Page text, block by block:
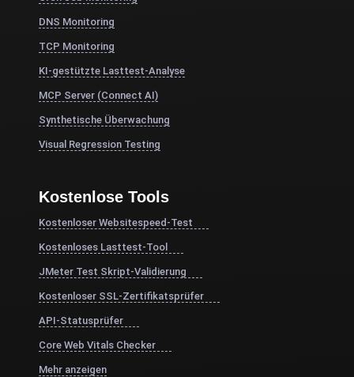
DNS Monitoring
TCP Monitoring
KI-gestützte Lasttest-Analyse
MCP Server (Connect AI)
Synthetische Überwachung
Visual Regression Testing
Kostenlose Tools
Kostenloser Websitespeed-Test
Kostenloses Lasttest-Tool
JMeter Test Skript-Validierung
Kostenloser SSL-Zertifikatsprüfer
API-Statusprüfer
Core Web Vitals Checker
Mehr anzeigen